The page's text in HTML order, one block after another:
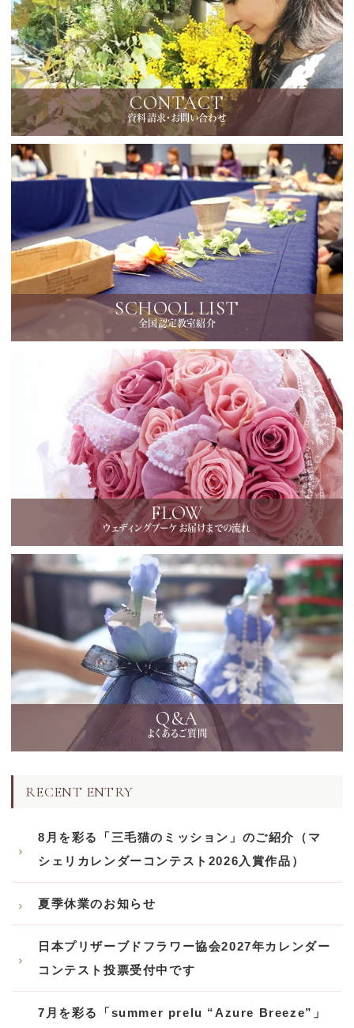
CONTACT
資料請求・お問い合わせ
SCHOOL LIST
全国認定教室紹介
FLOW
ウェディングブーケお届けまでの流れ
Q&A
よくあるご質問
RECENT ENTRY
8月を彩る「三毛猫のミッション」のご紹介（マ
シェリカレンダーコンテスト2026入賞作品）
夏季休業のお知らせ
日本プリザーブドフラワー協会2027年カレンダー
コンテスト投票受付中です
7月を彩る「summer prelu “Azure Breeze”」